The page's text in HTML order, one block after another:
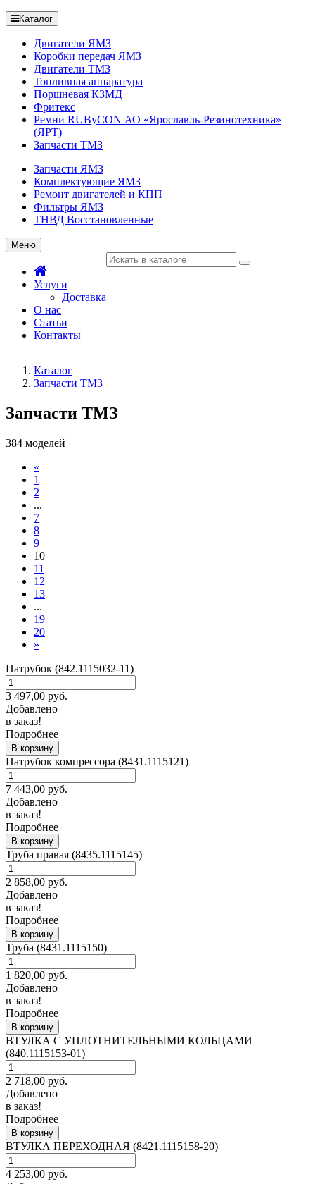
Каталог
Двигатели ЯМЗ
Коробки передач ЯМЗ
Двигатели ТМЗ
Топливная аппаратура
Поршневая КЗМД
Фритекс
Ремни RUByCON АО «Ярославль-Резинотехника»
(ЯРТ)
Запчасти ТМЗ
Запчасти ЯМЗ
Комплектующие ЯМЗ
Ремонт двигателей и КПП
Фильтры ЯМЗ
ТНВД Восстановленные
Меню
Услуги
Доставка
О нас
Статьи
Контакты
Каталог
Запчасти ТМЗ
Запчасти ТМЗ
384 моделей
«
1
2
...
7
8
9
10
11
12
13
...
19
20
»
Патрубок (842.1115032-11)
3 497,00 руб.
Добавлено
в заказ!
Подробнее
В корзину
Патрубок компрессора (8431.1115121)
7 443,00 руб.
Добавлено
в заказ!
Подробнее
В корзину
Труба правая (8435.1115145)
2 858,00 руб.
Добавлено
в заказ!
Подробнее
В корзину
Труба (8431.1115150)
1 820,00 руб.
Добавлено
в заказ!
Подробнее
В корзину
ВТУЛКА С УПЛОТНИТЕЛЬНЫМИ КОЛЬЦАМИ
(840.1115153-01)
2 718,00 руб.
Добавлено
в заказ!
Подробнее
В корзину
ВТУЛКА ПЕРЕХОДНАЯ (8421.1115158-20)
4 253,00 руб.